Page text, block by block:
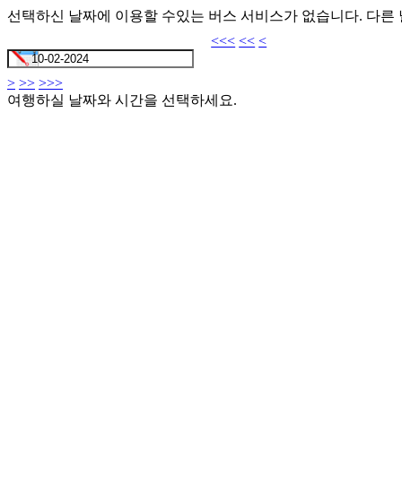
선택하신 날짜에 이용할 수있는 버스 서비스가 없습니다. 다
<<< << <
> >> >>>
여행하실 날짜와 시간을 선택하세요.